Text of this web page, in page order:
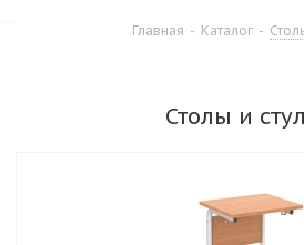
Главная - Каталог -
Столы и